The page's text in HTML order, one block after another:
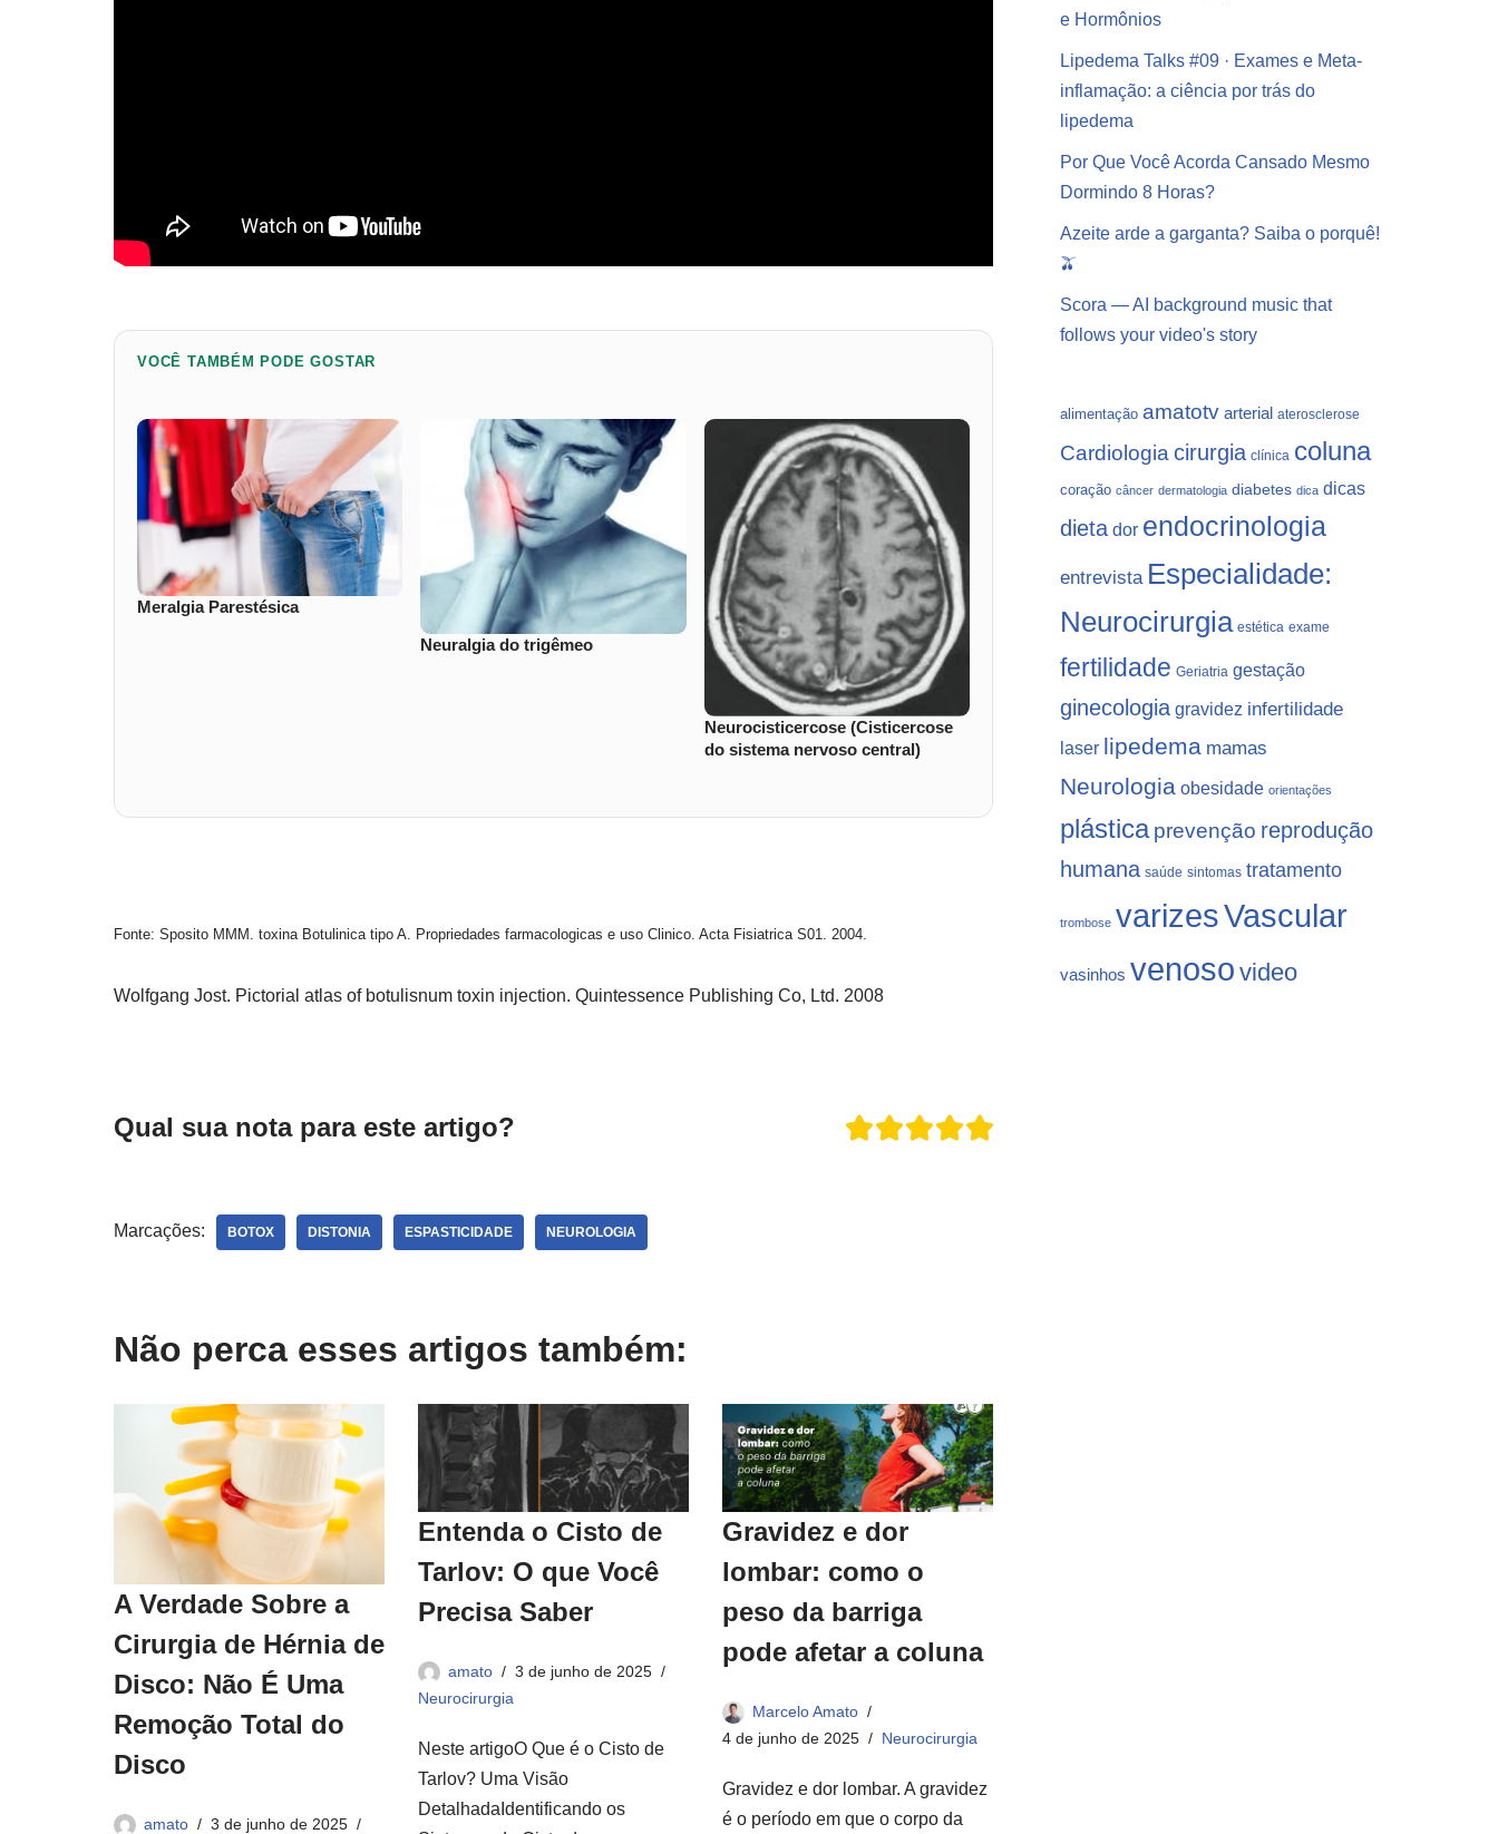
VOCÊ TAMBÉM PODE GOSTAR
Meralgia Parestésica
Neuralgia do trigêmeo
Neurocisticercose (Cisticercose
do sistema nervoso central)
Fonte: Sposito MMM. toxina Botulinica tipo A. Propriedades farmacologicas e uso Clinico. Acta Fisiatrica S01. 2004.
Wolfgang Jost. Pictorial atlas of botulisnum toxin injection. Quintessence Publishing Co, Ltd. 2008
Qual sua nota para este artigo?
Marcações: BOTOX DISTONIA ESPASTICIDADE NEUROLOGIA
Não perca esses artigos também:
A Verdade Sobre a
Cirurgia de Hérnia de
Disco: Não É Uma
Remoção Total do
Disco
amato 3 de junho de 2025
Entenda o Cisto de
Tarlov: O que Você
Precisa Saber
amato
3 de junho de 2025
Neurocirurgia
Neste artigoO Que é o Cisto de
Tarlov? Uma Visão
DetalhadaIdentificando os
Gravidez e dor
lombar: como o
peso da barriga
pode afetar a coluna
Marcelo Amato
4 de junho de 2025
Neurocirurgia
Gravidez e dor lombar. A gravidez
é o período em que o corpo da
e Hormônios
Lipedema Talks #09 · Exames e Meta-
inflamação: a ciência por trás do
lipedema
Por Que Você Acorda Cansado Mesmo
Dormindo 8 Horas?
Azeite arde a garganta? Saiba o porquê!
🫒
Scora — AI background music that
follows your video's story
alimentação amatotv arterial aterosclerose
Cardiologia cirurgia clínica coluna
coração câncer dermatologia diabetes dica dicas
dieta dor endocrinologia
entrevista Especialidade:
Neurocirurgia estética exame
fertilidade Geriatria gestação
ginecologia gravidez infertilidade
laser lipedema mamas
Neurologia obesidade orientações
plástica prevenção reprodução
humana saúde sintomas tratamento
trombose varizesVascular
vasinhos venoso video